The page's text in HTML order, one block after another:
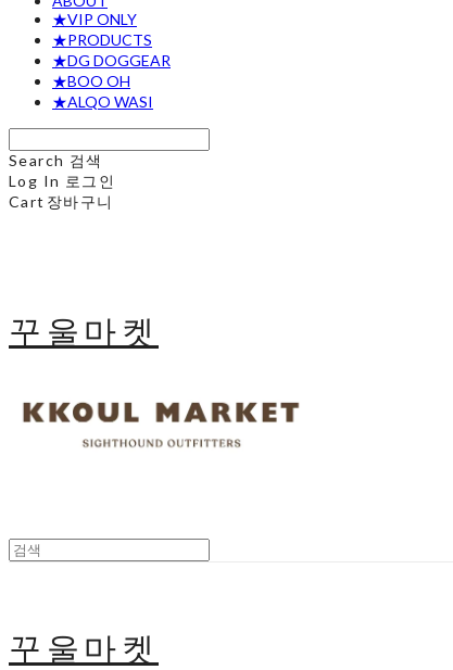
★VIP ONLY
★PRODUCTS
★DG DOGGEAR
★BOO OH
★ALQO WASI
Search 검색
Log In 로그인
Cart 장바구니
꾸울마켓
꾸울마켓